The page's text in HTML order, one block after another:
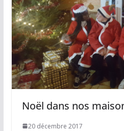
Noël dans nos
20 décembre 2017